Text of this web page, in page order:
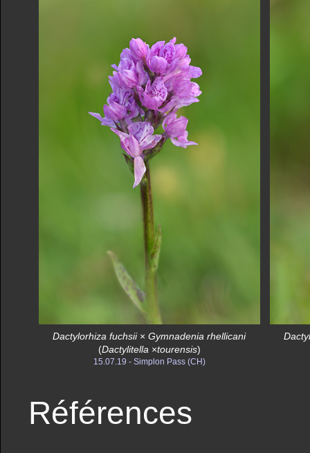
Dactylorhiza fuchsii × Gymnadenia rhellicani
(Dactylitella ×tourensis)
15.07.19 - Simplon Pass (CH)
Références